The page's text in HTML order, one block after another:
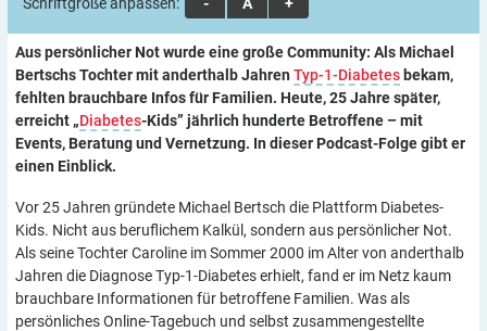
Aus persönlicher Not wurde eine große Community: Als Michael
Bertschs Tochter mit anderthalb Jahren Typ-1-Diabetes bekam,
fehlten brauchbare Infos für Familien. Heute, 25 Jahre später,
erreicht „Diabetes-Kids” jährlich hunderte Betroffene – mit
Events, Beratung und Vernetzung. In dieser Podcast-Folge gibt er
einen Einblick.
Vor 25 Jahren gründete Michael Bertsch die Plattform Diabetes-
Kids. Nicht aus beruflichem Kalkül, sondern aus persönlicher Not.
Als seine Tochter Caroline im Sommer 2000 im Alter von anderthalb
Jahren die Diagnose Typ-1-Diabetes erhielt, fand er im Netz kaum
brauchbare Informationen für betroffene Familien. Was als
persönliches Online-Tagebuch und selbst zusammengestellte